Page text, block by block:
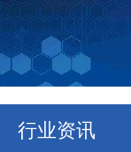
行业资讯